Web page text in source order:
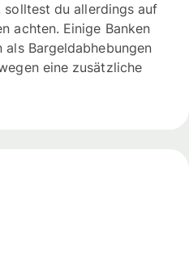
du allerdings auf
achten. Einige Banken
als Bargeldabhebungen
eine zusätzliche